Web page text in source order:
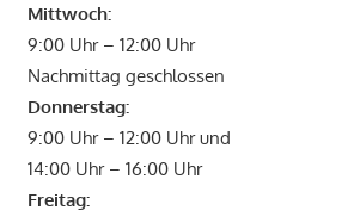
Mittwoch:
9:00 Uhr – 12:00 Uhr
Nachmittag geschlossen
Donnerstag:
9:00 Uhr – 12:00 Uhr und
14:00 Uhr – 16:00 Uhr
Freitag: